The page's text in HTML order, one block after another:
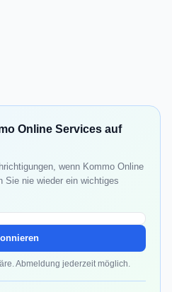
Online Services auf
wenn Kommo Online
Sie nie wieder ein wichtiges
Abmeldung jederzeit möglich.